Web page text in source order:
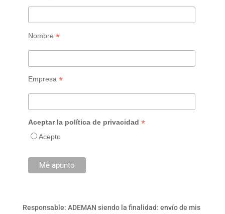
Nombre *
Empresa *
Aceptar la política de privacidad *
Acepto
Responsable: ADEMAN siendo la finalidad: envío de mis